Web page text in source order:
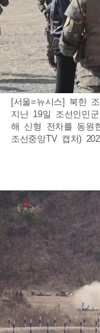
[서울=뉴시스] 북한
지난 19일 조선인민
해 신형 전차를 동원
조선중앙TV 캡처)